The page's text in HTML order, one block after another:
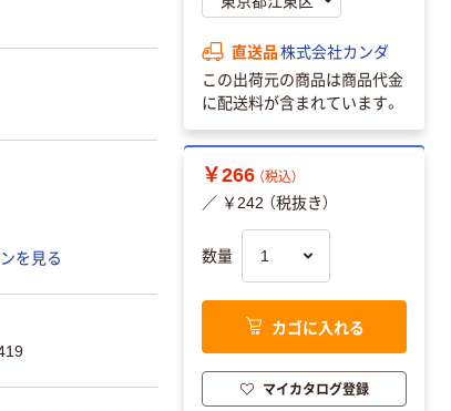
を見る
直送品株式会社カンダ
この出荷元の商品は商品代金
に配送料が含まれています。
￥266 （税込）
／ ￥242 （税抜き）
数量
カゴに入れる
マイカタログ登録